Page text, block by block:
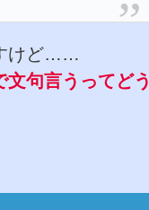
けど……
句言うってどう